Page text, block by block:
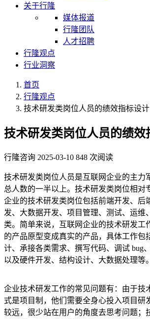
关于行隆
媒体报道
行隆团队
人才招聘
行隆观点
行业洞察
首页
行隆观点
技术研发类岗位人员的绩效指标设计
技术研发类岗位人员的绩效
行隆咨询 2025-03-10 848 次阅读
技术研发类岗位人员是互联网企业的主力
总人数的一半以上。技术研发类岗位相对
企业的技术研发类岗位包括前端开发、后
发、大数据开发、项目管理、测试、运维
类。简单来说，互联网企业的技术研发工
的产品原型变成真实的产品，具体工作包
计、承接各类需求、撰写代码、调试 bug
以及硬件开发、结构设计、大数据处理等。
企业技术研发工作的常见问题有：由于技
式是项目制，他们需要全身心投入项目研
较远，很少站在用户的角度去思考问题；